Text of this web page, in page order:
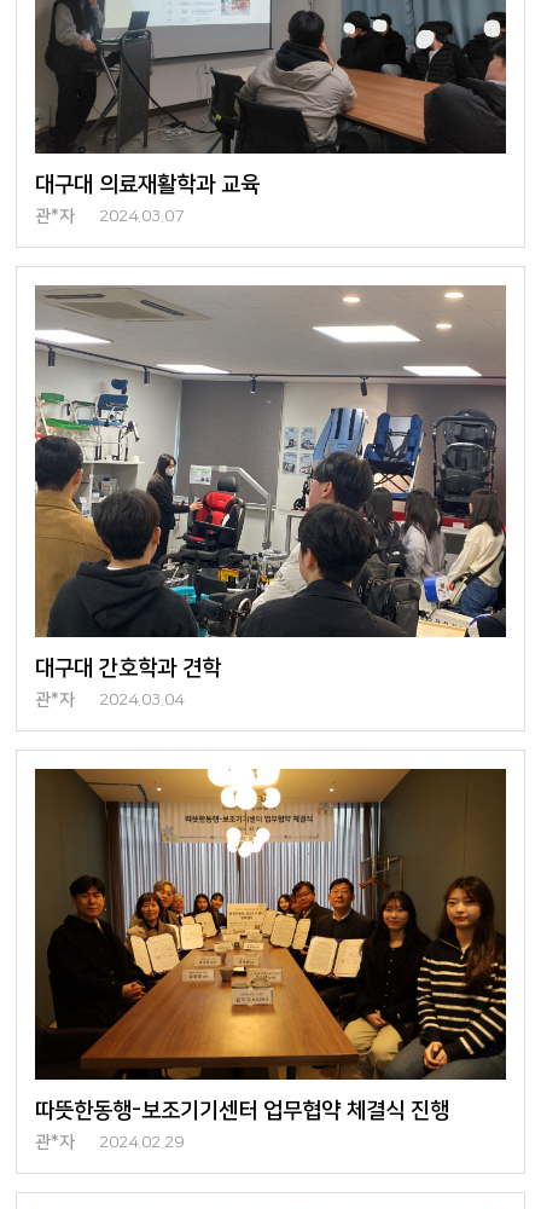
대구대 의료재활학과 교육
관*자 2024.03.07
대구대 간호학과 견학
관*자 2024.03.04
따뜻한동행-보조기기센터 업무협약 체결식 진행
관*자 2024.02.29